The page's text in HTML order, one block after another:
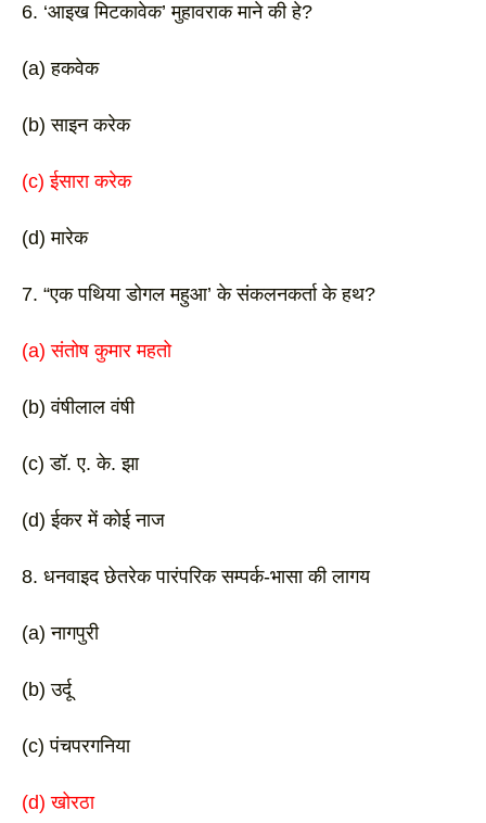
6. ‘आइख मिटकावेक’ मुहावराक माने की हे?
(a) हकवेक
(b) साइन करेक
(c) ईसारा करेक
(d) मारेक
7. “एक पथिया डोगल महुआ’ के संकलनकर्ता के हथ?
(a) संतोष कुमार महतो
(b) वंषीलाल वंषी
(c) डॉ. ए. के. झा
(d) ईकर में कोई नाज
8. धनवाइद छेतरेक पारंपरिक सम्पर्क-भासा की लागय
(a) नागपुरी
(b) उर्दू
(c) पंचपरगनिया
(d) खोरठा